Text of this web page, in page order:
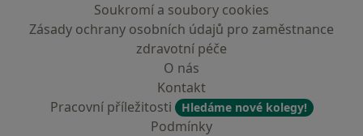
Soukromí a soubory cookies
Zásady ochrany osobních údajů pro zaměstnance
zdravotní péče
O nás
Kontakt
Pracovní příležitosti
Hledáme nové kolegy!
Podmínky